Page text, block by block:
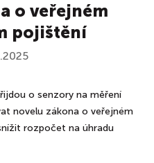
o veřejném
pojištění
o senzory na měření
novelu zákona o veřejném
rozpočet na úhradu